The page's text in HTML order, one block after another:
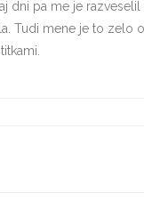
dni pa me je
Tudi mene je to zelo